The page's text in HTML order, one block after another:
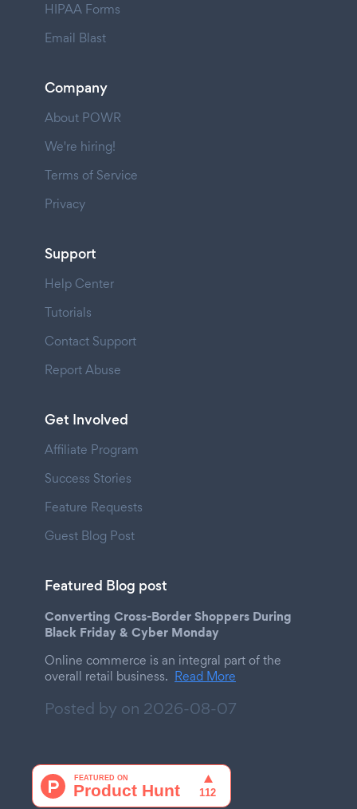
HIPAA Forms
Email Blast
Company
About POWR
We're hiring!
Terms of Service
Privacy
Support
Help Center
Tutorials
Contact Support
Report Abuse
Get Involved
Affiliate Program
Success Stories
Feature Requests
Guest Blog Post
Featured Blog post
Converting Cross-Border Shoppers During
Black Friday & Cyber Monday
Online commerce is an integral part of the
overall retail business. Read More
Posted by on 2026-08-07